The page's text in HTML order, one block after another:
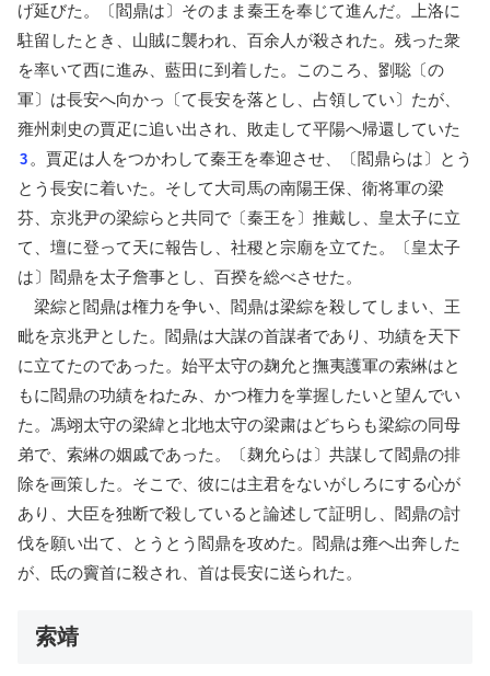
げ延びた。〔閻鼎は〕そのまま秦王を奉じて進んだ。上洛に
駐留したとき、山賊に襲われ、百余人が殺された。残った衆
を率いて西に進み、藍田に到着した。このころ、劉聡〔の
軍〕は長安へ向かっ〔て長安を落とし、占領してい〕たが、
雍州刺史の賈疋に追い出され、敗走して平陽へ帰還していた
3 。賈疋は人をつかわして秦王を奉迎させ、〔閻鼎らは〕とう
とう長安に着いた。そして大司馬の南陽王保、衛将軍の梁
芬、京兆尹の梁綜らと共同で〔秦王を〕推戴し、皇太子に立
て、壇に登って天に報告し、社稷と宗廟を立てた。〔皇太子
は〕閻鼎を太子詹事とし、百揆を総べさせた。
梁綜と閻鼎は権力を争い、閻鼎は梁綜を殺してしまい、王
毗を京兆尹とした。閻鼎は大謀の首謀者であり、功績を天下
に立てたのであった。始平太守の麹允と撫夷護軍の索綝はと
もに閻鼎の功績をねたみ、かつ権力を掌握したいと望んでい
た。馮翊太守の梁緯と北地太守の梁粛はどちらも梁綜の同母
弟で、索綝の姻戚であった。〔麹允らは〕共謀して閻鼎の排
除を画策した。そこで、彼には主君をないがしろにする心が
あり、大臣を独断で殺していると論述して証明し、閻鼎の討
伐を願い出て、とうとう閻鼎を攻めた。閻鼎は雍へ出奔した
が、氐の竇首に殺され、首は長安に送られた。
索靖